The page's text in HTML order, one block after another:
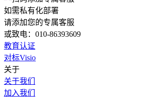
如需私有化部署
请添加您的专属客服
或致电：010-86393609
教育认证
对标Visio
关于
关于我们
加入我们